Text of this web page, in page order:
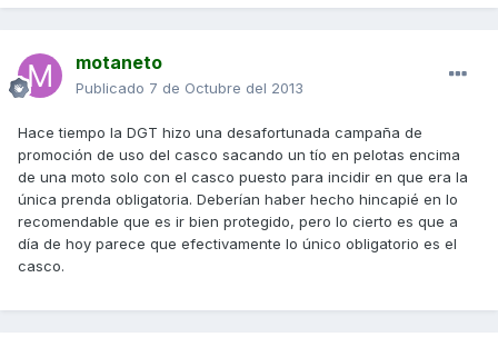
motaneto
Publicado 7 de Octubre del 2013
Hace tiempo la DGT hizo una desafortunada campaña de
promoción de uso del casco sacando un tío en pelotas encima
de una moto solo con el casco puesto para incidir en que era la
única prenda obligatoria. Deberían haber hecho hincapié en lo
recomendable que es ir bien protegido, pero lo cierto es que a
día de hoy parece que efectivamente lo único obligatorio es el
casco.